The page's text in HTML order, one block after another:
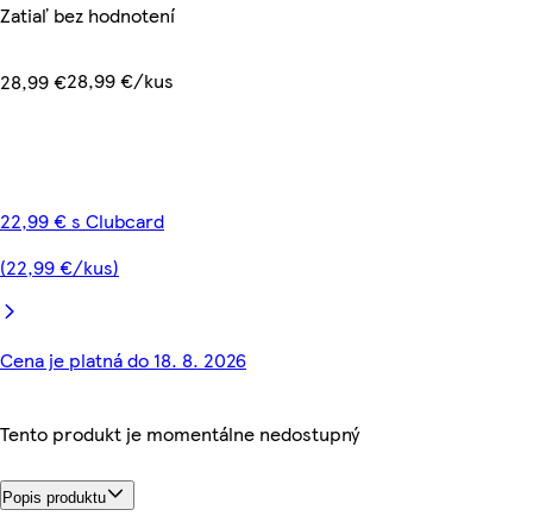
Zatiaľ bez hodnotení
28,99 €28,99 €/kus
22,99 € s Clubcard
(22,99 €/kus)
Cena je platná do 18. 8. 2026
Tento produkt je momentálne nedostupný
Popis produktu